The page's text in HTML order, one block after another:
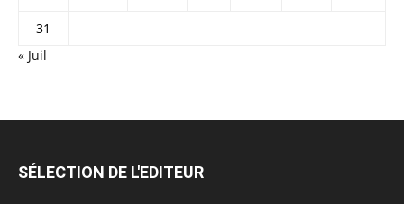
31
« Juil
SÉLECTION DE L'EDITEUR